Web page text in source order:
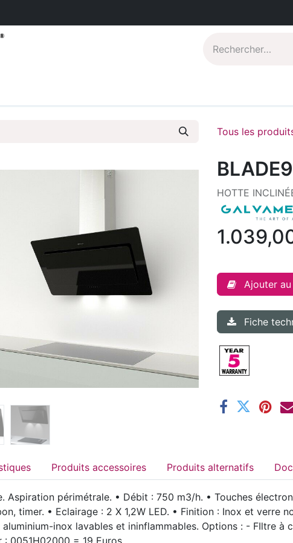
Tous les
HOTTE
Ajouter
Fiche
Produits accessoires Produits alternatifs
Aspiration périmétrale. • Débit : 750 m3/h. • Touches
timer. • Eclairage : 2 X 1,2W LED. • Finition : Inox et verre
inox lavables et ininflammables. Options : - FIltre à
0051H02000 = 19 Euros.